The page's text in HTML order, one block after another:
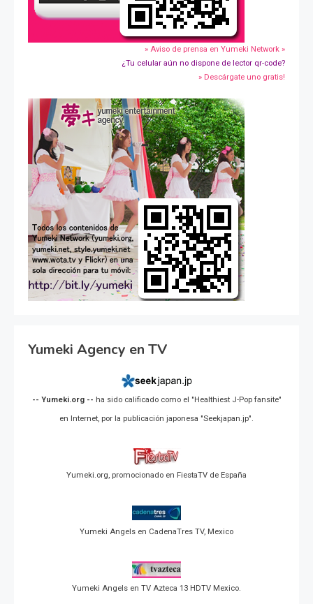
» Aviso de prensa en Yumeki Network »
¿Tu celular aún no dispone de lector qr-code?
» Descárgate uno gratis!
Yumeki Agency en TV
-- Yumeki.org -- ha sido calificado como el "Healthiest J-Pop fansite"
en Internet, por la publicación japonesa "Seekjapan.jp".
Yumeki.org, promocionado en FiestaTV de España
Yumeki Angels en CadenaTres TV, Mexico
Yumeki Angels en TV Azteca 13 HDTV Mexico.